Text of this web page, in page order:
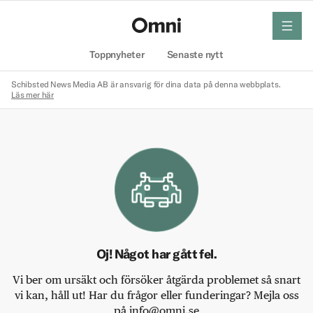
Toppnyheter Senaste nytt
meny
Schibsted News Media AB är ansvarig för dina data på denna webbplats.
Läs mer här
Oj! Något har gått fel.
Vi ber om ursäkt och försöker åtgärda problemet så snart
vi kan, håll ut! Har du frågor eller funderingar? Mejla oss